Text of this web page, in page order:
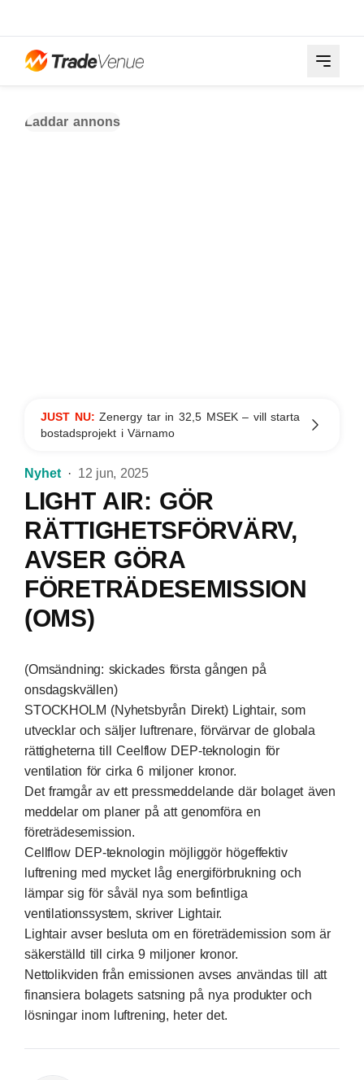
Laddar annons
JUST NU:Zenergy tar in 32,5 MSEK – vill starta
bostadsprojekt i Värnamo
Nyhet 12 jun, 2025
LIGHT AIR: GÖR
RÄTTIGHETSFÖRVÄRV,
AVSER GÖRA
FÖRETRÄDESEMISSION
(OMS)
(Omsändning: skickades första gången på
onsdagskvällen)
STOCKHOLM (Nyhetsbyrån Direkt) Lightair, som
utvecklar och säljer luftrenare, förvärvar de globala
rättigheterna till Ceelflow DEP-teknologin för
ventilation för cirka 6 miljoner kronor.
Det framgår av ett pressmeddelande där bolaget även
meddelar om planer på att genomföra en
företrädesemission.
Cellflow DEP-teknologin möjliggör högeffektiv
luftrening med mycket låg energiförbrukning och
lämpar sig för såväl nya som befintliga
ventilationssystem, skriver Lightair.
Lightair avser besluta om en företrädemission som är
säkerställd till cirka 9 miljoner kronor.
Nettolikviden från emissionen avses användas till att
finansiera bolagets satsning på nya produkter och
lösningar inom luftrening, heter det.